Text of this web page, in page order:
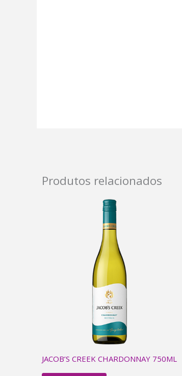
Produtos relacionados
JACOB’S CREEK CHARDONNAY 750ML